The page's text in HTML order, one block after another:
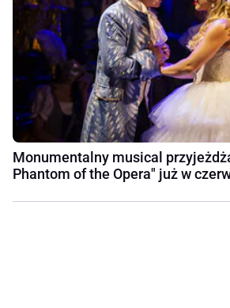
Monumentalny musical
Phantom of the Opera" już w